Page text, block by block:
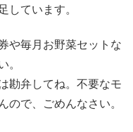
しています。
や毎月お野菜セットな
。
勘弁してね。不要なモ
ので、ごめんなさい。